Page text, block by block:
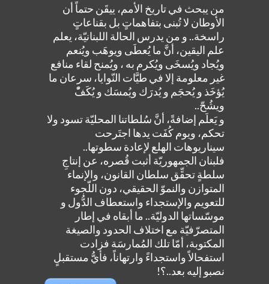
من يبحث في تاريخ الأمم، ييقَن حتماً أن
الأوطان لا تُبنى بتفاهماتٍ بل بقناعاتٍ
راسخة.. و من يدرس الحالة اللبنانيّة، يعلم
علم اليقين، أنَّ ما يُعطَى ويوهَب ويُنعم
ويُجاد ويُسخَى ويُكرم به ، ويُمنح لقاء منافع
غير معلومة إلا في طيَّات النّوايا، سرعان ما
يُؤخَذ و يُحجَم و يُدرَك ويُمسَك و يُكَفّْ
ويشُحّ..
و يَعلَم إضافةً، أنَّ سُلطاتنا المحليّة تسود ولا
تحكم، ويوم كُفَت يدها اجتَرحت
سيناريوهات الهلع لإعادة سطوتها..
فلبنان الجمهوريّة أثبت قُصره، عن إنتاجِ
سلطةٍ تحقِّق سلطان القانون، والإنماء
المتوازن والنموّ الحقيقي، دون اللّجوء
للتعويم والإستجداء واستعطاف الدُّول و
موسّساتها الدوليّة.. ما أبقاه في إطار
المتصرّفيّة مع اختلاف الحدود والصيغة
المكتوبة، أمّا تلك المُمارسَة فزادت
استفحالاً واستجداءً وارتهاناً، فأيُّ مستقبلٍ
نصبو إليه بعد..؟!